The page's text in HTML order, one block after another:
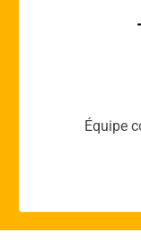
Merci